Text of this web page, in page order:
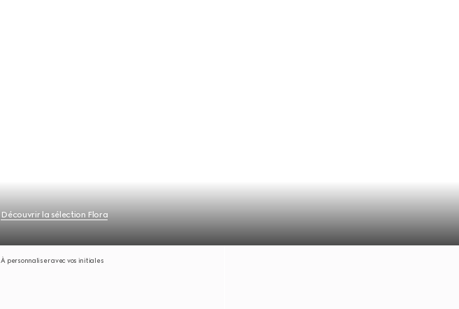
Découvrir la sélection Flora
À personnaliser avec vos initiales